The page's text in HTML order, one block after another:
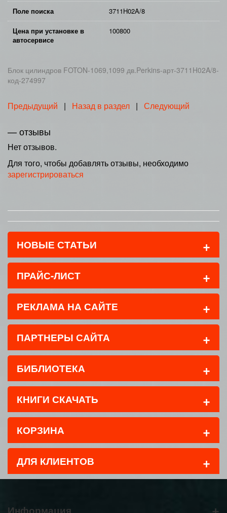
Поле поиска 3711H02A/8
Цена при установке в
автосервисе
100800
Блок цилиндров FOTON-1069,1099 дв.Perkins-арт-3711H02A/8-
код-274997
Предыдущий | Назад в раздел | Следующий
— отзывы
Нет отзывов.
Для того, чтобы добавлять отзывы, необходимо
зарегистрироваться
НОВЫЕ СТАТЬИ +
ПРАЙС-ЛИСТ +
РЕКЛАМА НА САЙТЕ +
ПАРТНЕРЫ САЙТА +
БИБЛИОТЕКА +
КНИГИ СКАЧАТЬ +
КОРЗИНА +
ДЛЯ КЛИЕНТОВ +
Информация